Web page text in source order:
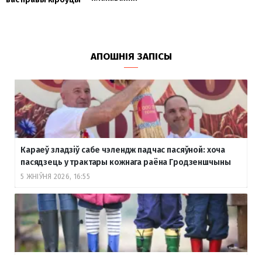
АПОШНІЯ ЗАПІСЫ
Караеў зладзіў сабе чэлендж падчас пасяўной: хоча
пасядзець у трактары кожнага раёна Гродзеншчыны
5 ЖНІЎНЯ 2026, 16:55